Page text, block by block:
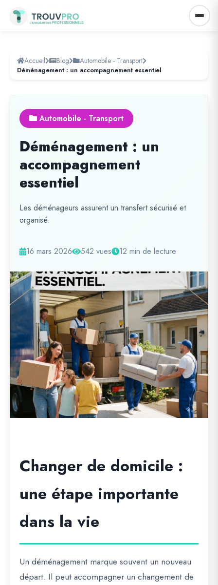
Accueil Blog Automobile - Transport
Déménagement : un accompagnement essentiel
Automobile - Transport
Déménagement : un
accompagnement
essentiel
Les déménageurs assurent un transfert sécurisé et
organisé.
16 mars 2026 542 vues 12 min de lecture
Changer de domicile :
une étape importante
dans la vie
Un déménagement marque souvent un nouveau
départ. Il peut accompagner un changement de